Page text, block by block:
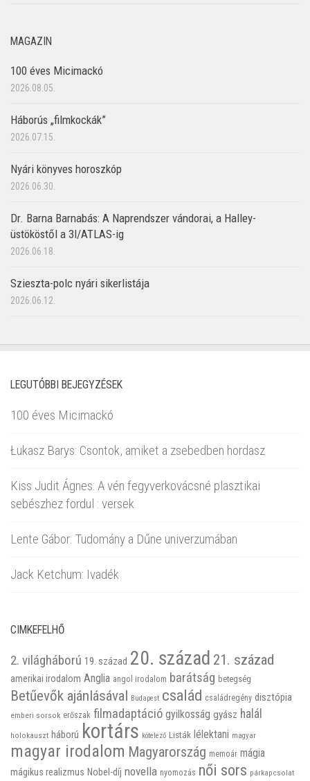
MAGAZIN
100 éves Micimackó
2026.08.05.
Háborús „filmkockák”
2026.07.15.
Nyári könyves horoszkóp
2026.06.30.
Dr. Barna Barnabás: A Naprendszer vándorai, a Halley-
üstököstől a 3I/ATLAS-ig
2026.06.18.
Szieszta-polc nyári sikerlistája
2026.06.12.
LEGUTÓBBI BEJEGYZÉSEK
100 éves Micimackó
Łukasz Barys: Csontok, amiket a zsebedben hordasz
Kiss Judit Ágnes: A vén fegyverkovácsné plasztikai
sebészhez fordul : versek
Lente Gábor: Tudomány a Dűne univerzumában
Jack Ketchum: Ivadék
CIMKEFELHŐ
2. világháború 19. század 20. század 21. század
amerikai irodalom Anglia angol irodalom barátság betegség
Betűevők ajánlásával Budapest család családregény disztópia
emberi sorsok erőszak filmadaptáció gyilkosság gyász halál
holokauszt háború kortárs kötelező Listák lélektani magyar
magyar irodalom Magyarország memoár mágia
mágikus realizmus Nobel-díj novella nyomozás női sors párkapcsolat